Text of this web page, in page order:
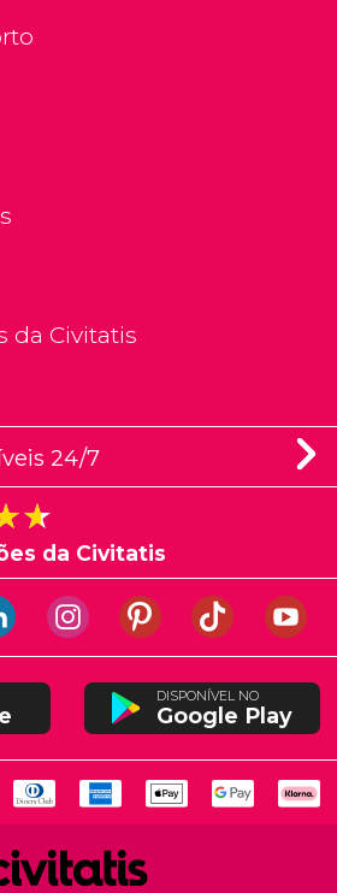
da Civitatis
24/7
da Civitatis
DISPONÍVEL NO
Google Play